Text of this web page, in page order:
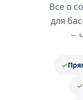
Все о
для
—